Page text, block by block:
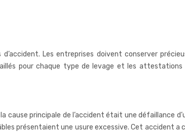
Les entreprises doivent conserver
pour chaque type de levage et les
principale de l’accident était une défaillance
présentaient une usure excessive. Cet accident a